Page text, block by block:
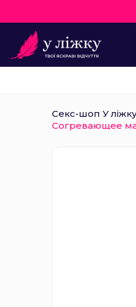
Секс-шоп У
Согревающее